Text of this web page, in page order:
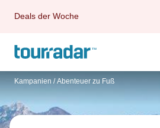
Deals der Woche
Kampanien / Abenteuer zu Fuß